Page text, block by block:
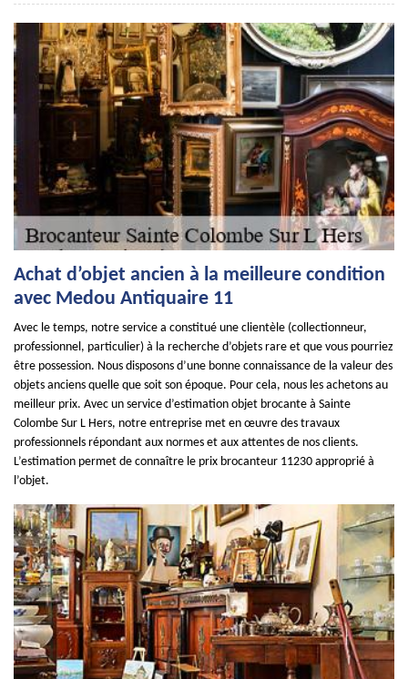
Achat d’objet ancien à la meilleure condition
avec Medou Antiquaire 11
Avec le temps, notre service a constitué une clientèle (collectionneur,
professionnel, particulier) à la recherche d’objets rare et que vous pourriez
être possession. Nous disposons d’une bonne connaissance de la valeur des
objets anciens quelle que soit son époque. Pour cela, nous les achetons au
meilleur prix. Avec un service d’estimation objet brocante à Sainte
Colombe Sur L Hers, notre entreprise met en œuvre des travaux
professionnels répondant aux normes et aux attentes de nos clients.
L’estimation permet de connaître le prix brocanteur 11230 approprié à
l’objet.